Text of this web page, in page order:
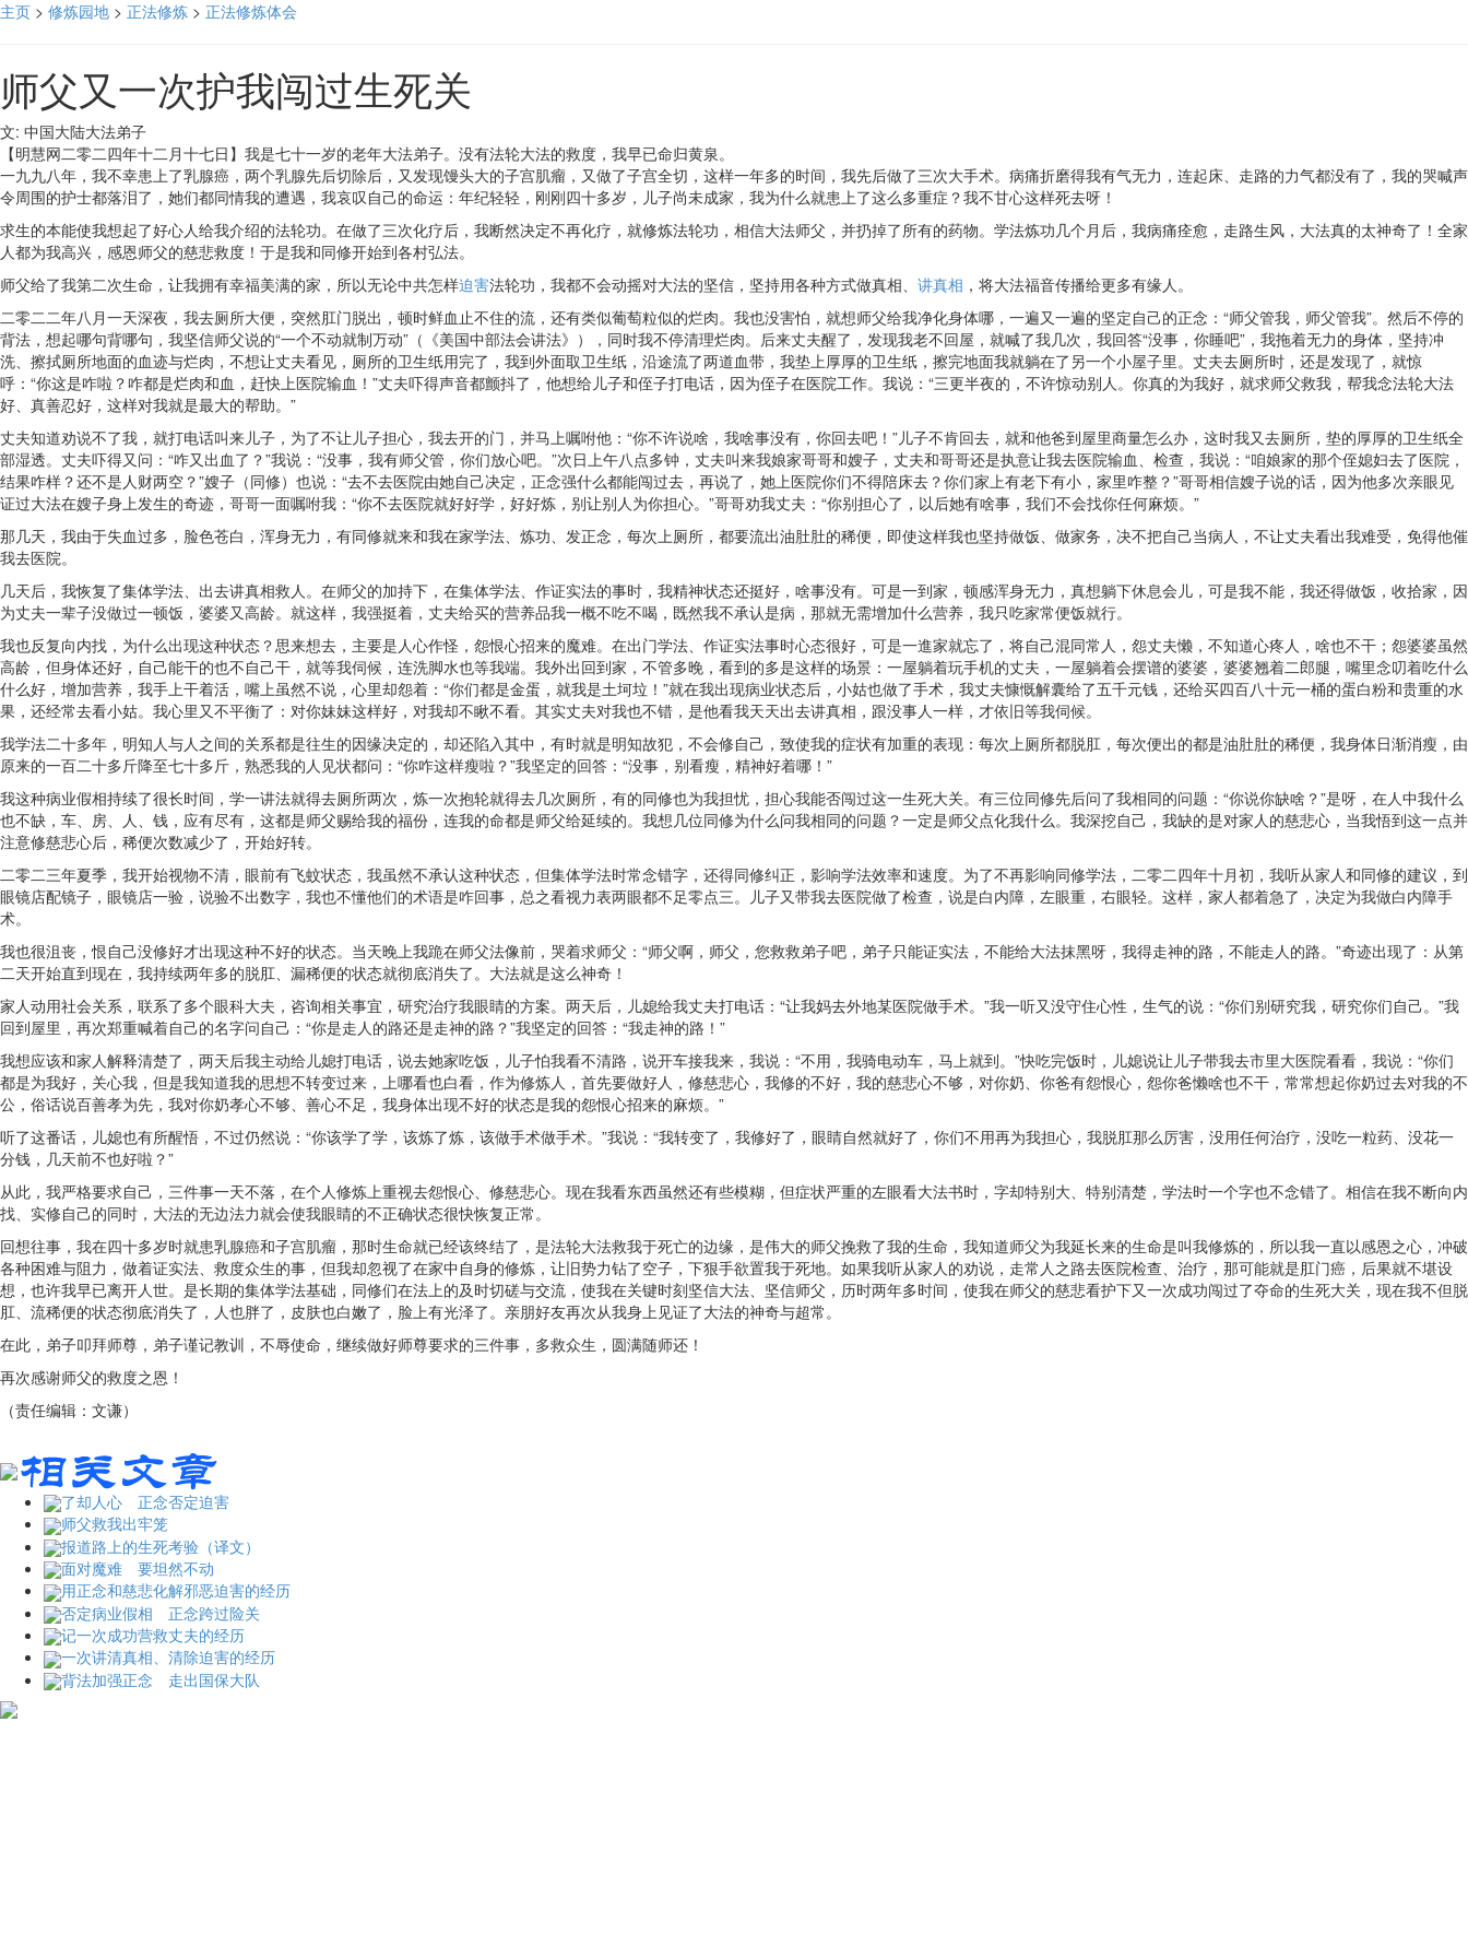
主页 > 修炼园地 > 正法修炼 > 正法修炼体会
师父又一次护我闯过生死关
文: 中国大陆大法弟子
【明慧网二零二四年十二月十七日】我是七十一岁的老年大法弟子。没有法轮大法的救度，我早已命归黄泉。
一九九八年，我不幸患上了乳腺癌，两个乳腺先后切除后，又发现馒头大的子宫肌瘤，又做了子宫全切，这样一年多的时间，我先后做了三次大手术。病痛折磨得我有气无力，连起床、走路的力气都没有了，我的哭喊声
令周围的护士都落泪了，她们都同情我的遭遇，我哀叹自己的命运：年纪轻轻，刚刚四十多岁，儿子尚未成家，我为什么就患上了这么多重症？我不甘心这样死去呀！
求生的本能使我想起了好心人给我介绍的法轮功。在做了三次化疗后，我断然决定不再化疗，就修炼法轮功，相信大法师父，并扔掉了所有的药物。学法炼功几个月后，我病痛痊愈，走路生风，大法真的太神奇了！全家
人都为我高兴，感恩师父的慈悲救度！于是我和同修开始到各村弘法。
师父给了我第二次生命，让我拥有幸福美满的家，所以无论中共怎样迫害法轮功，我都不会动摇对大法的坚信，坚持用各种方式做真相、 讲真相 ，将大法福音传播给更多有缘人。
二零二二年八月一天深夜，我去厕所大便，突然肛门脱出，顿时鲜血止不住的流，还有类似葡萄粒似的烂肉。我也没害怕，就想师父给我净化身体哪，一遍又一遍的坚定自己的正念：“师父管我，师父管我”。然后不停的
背法，想起哪句背哪句，我坚信师父说的“一个不动就制万动”（《美国中部法会讲法》），同时我不停清理烂肉。后来丈夫醒了，发现我老不回屋，就喊了我几次，我回答“没事，你睡吧”，我拖着无力的身体，坚持冲
洗、擦拭厕所地面的血迹与烂肉，不想让丈夫看见，厕所的卫生纸用完了，我到外面取卫生纸，沿途流了两道血带，我垫上厚厚的卫生纸，擦完地面我就躺在了另一个小屋子里。丈夫去厕所时，还是发现了，就惊
呼：“你这是咋啦？咋都是烂肉和血，赶快上医院输血！”丈夫吓得声音都颤抖了，他想给儿子和侄子打电话，因为侄子在医院工作。我说：“三更半夜的，不许惊动别人。你真的为我好，就求师父救我，帮我念法轮大法
好、真善忍好，这样对我就是最大的帮助。”
丈夫知道劝说不了我，就打电话叫来儿子，为了不让儿子担心，我去开的门，并马上嘱咐他：“你不许说啥，我啥事没有，你回去吧！”儿子不肯回去，就和他爸到屋里商量怎么办，这时我又去厕所，垫的厚厚的卫生纸全
部湿透。丈夫吓得又问：“咋又出血了？”我说：“没事，我有师父管，你们放心吧。”次日上午八点多钟，丈夫叫来我娘家哥哥和嫂子，丈夫和哥哥还是执意让我去医院输血、检查，我说：“咱娘家的那个侄媳妇去了医院，
结果咋样？还不是人财两空？”嫂子（同修）也说：“去不去医院由她自己决定，正念强什么都能闯过去，再说了，她上医院你们不得陪床去？你们家上有老下有小，家里咋整？”哥哥相信嫂子说的话，因为他多次亲眼见
证过大法在嫂子身上发生的奇迹，哥哥一面嘱咐我：“你不去医院就好好学，好好炼，别让别人为你担心。”哥哥劝我丈夫：“你别担心了，以后她有啥事，我们不会找你任何麻烦。”
那几天，我由于失血过多，脸色苍白，浑身无力，有同修就来和我在家学法、炼功、发正念，每次上厕所，都要流出油肚肚的稀便，即使这样我也坚持做饭、做家务，决不把自己当病人，不让丈夫看出我难受，免得他催
我去医院。
几天后，我恢复了集体学法、出去讲真相救人。在师父的加持下，在集体学法、作证实法的事时，我精神状态还挺好，啥事没有。可是一到家，顿感浑身无力，真想躺下休息会儿，可是我不能，我还得做饭，收拾家，因
为丈夫一辈子没做过一顿饭，婆婆又高龄。就这样，我强挺着，丈夫给买的营养品我一概不吃不喝，既然我不承认是病，那就无需增加什么营养，我只吃家常便饭就行。
我也反复向内找，为什么出现这种状态？思来想去，主要是人心作怪，怨恨心招来的魔难。在出门学法、作证实法事时心态很好，可是一進家就忘了，将自己混同常人，怨丈夫懒，不知道心疼人，啥也不干；怨婆婆虽然
高龄，但身体还好，自己能干的也不自己干，就等我伺候，连洗脚水也等我端。我外出回到家，不管多晚，看到的多是这样的场景：一屋躺着玩手机的丈夫，一屋躺着会摆谱的婆婆，婆婆翘着二郎腿，嘴里念叨着吃什么
什么好，增加营养，我手上干着活，嘴上虽然不说，心里却怨着：“你们都是金蛋，就我是土坷垃！”就在我出现病业状态后，小姑也做了手术，我丈夫慷慨解囊给了五千元钱，还给买四百八十元一桶的蛋白粉和贵重的水
果，还经常去看小姑。我心里又不平衡了：对你妹妹这样好，对我却不瞅不看。其实丈夫对我也不错，是他看我天天出去讲真相，跟没事人一样，才依旧等我伺候。
我学法二十多年，明知人与人之间的关系都是往生的因缘决定的，却还陷入其中，有时就是明知故犯，不会修自己，致使我的症状有加重的表现：每次上厕所都脱肛，每次便出的都是油肚肚的稀便，我身体日渐消瘦，由
原来的一百二十多斤降至七十多斤，熟悉我的人见状都问：“你咋这样瘦啦？”我坚定的回答：“没事，别看瘦，精神好着哪！”
我这种病业假相持续了很长时间，学一讲法就得去厕所两次，炼一次抱轮就得去几次厕所，有的同修也为我担忧，担心我能否闯过这一生死大关。有三位同修先后问了我相同的问题：“你说你缺啥？”是呀，在人中我什么
也不缺，车、房、人、钱，应有尽有，这都是师父赐给我的福份，连我的命都是师父给延续的。我想几位同修为什么问我相同的问题？一定是师父点化我什么。我深挖自己，我缺的是对家人的慈悲心，当我悟到这一点并
注意修慈悲心后，稀便次数减少了，开始好转。
二零二三年夏季，我开始视物不清，眼前有飞蚊状态，我虽然不承认这种状态，但集体学法时常念错字，还得同修纠正，影响学法效率和速度。为了不再影响同修学法，二零二四年十月初，我听从家人和同修的建议，到
眼镜店配镜子，眼镜店一验，说验不出数字，我也不懂他们的术语是咋回事，总之看视力表两眼都不足零点三。儿子又带我去医院做了检查，说是白内障，左眼重，右眼轻。这样，家人都着急了，决定为我做白内障手
术。
我也很沮丧，恨自己没修好才出现这种不好的状态。当天晚上我跪在师父法像前，哭着求师父：“师父啊，师父，您救救弟子吧，弟子只能证实法，不能给大法抹黑呀，我得走神的路，不能走人的路。”奇迹出现了：从第
二天开始直到现在，我持续两年多的脱肛、漏稀便的状态就彻底消失了。大法就是这么神奇！
家人动用社会关系，联系了多个眼科大夫，咨询相关事宜，研究治疗我眼睛的方案。两天后，儿媳给我丈夫打电话：“让我妈去外地某医院做手术。”我一听又没守住心性，生气的说：“你们别研究我，研究你们自己。”我
回到屋里，再次郑重喊着自己的名字问自己：“你是走人的路还是走神的路？”我坚定的回答：“我走神的路！”
我想应该和家人解释清楚了，两天后我主动给儿媳打电话，说去她家吃饭，儿子怕我看不清路，说开车接我来，我说：“不用，我骑电动车，马上就到。”快吃完饭时，儿媳说让儿子带我去市里大医院看看，我说：“你们
都是为我好，关心我，但是我知道我的思想不转变过来，上哪看也白看，作为修炼人，首先要做好人，修慈悲心，我修的不好，我的慈悲心不够，对你奶、你爸有怨恨心，怨你爸懒啥也不干，常常想起你奶过去对我的不
公，俗话说百善孝为先，我对你奶孝心不够、善心不足，我身体出现不好的状态是我的怨恨心招来的麻烦。”
听了这番话，儿媳也有所醒悟，不过仍然说：“你该学了学，该炼了炼，该做手术做手术。”我说：“我转变了，我修好了，眼睛自然就好了，你们不用再为我担心，我脱肛那么厉害，没用任何治疗，没吃一粒药、没花一
分钱，几天前不也好啦？”
从此，我严格要求自己，三件事一天不落，在个人修炼上重视去怨恨心、修慈悲心。现在我看东西虽然还有些模糊，但症状严重的左眼看大法书时，字却特别大、特别清楚，学法时一个字也不念错了。相信在我不断向内
找、实修自己的同时，大法的无边法力就会使我眼睛的不正确状态很快恢复正常。
回想往事，我在四十多岁时就患乳腺癌和子宫肌瘤，那时生命就已经该终结了，是法轮大法救我于死亡的边缘，是伟大的师父挽救了我的生命，我知道师父为我延长来的生命是叫我修炼的，所以我一直以感恩之心，冲破
各种困难与阻力，做着证实法、救度众生的事，但我却忽视了在家中自身的修炼，让旧势力钻了空子，下狠手欲置我于死地。如果我听从家人的劝说，走常人之路去医院检查、治疗，那可能就是肛门癌，后果就不堪设
想，也许我早已离开人世。是长期的集体学法基础，同修们在法上的及时切磋与交流，使我在关键时刻坚信大法、坚信师父，历时两年多时间，使我在师父的慈悲看护下又一次成功闯过了夺命的生死大关，现在我不但脱
肛、流稀便的状态彻底消失了，人也胖了，皮肤也白嫩了，脸上有光泽了。亲朋好友再次从我身上见证了大法的神奇与超常。
在此，弟子叩拜师尊，弟子谨记教训，不辱使命，继续做好师尊要求的三件事，多救众生，圆满随师还！
再次感谢师父的救度之恩！
（责任编辑：文谦）
了却人心 正念否定迫害
师父救我出牢笼
报道路上的生死考验（译文）
面对魔难 要坦然不动
用正念和慈悲化解邪恶迫害的经历
否定病业假相 正念跨过险关
记一次成功营救丈夫的经历
一次讲清真相、清除迫害的经历
背法加强正念 走出国保大队